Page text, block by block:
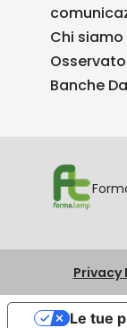
Chi siamo
Banche
Privacy
Le tue